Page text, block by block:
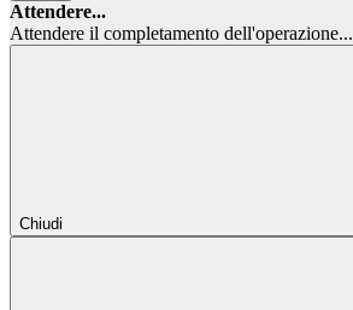
Attendere...
Attendere il completamento dell'operazione...
Chiudi